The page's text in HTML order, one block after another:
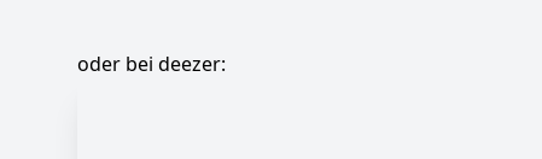
oder bei deezer: